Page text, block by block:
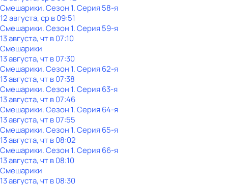
Смешарики. Сезон 1. Серия 58-я
12 августа, ср в 09:51
Смешарики. Сезон 1. Серия 59-я
13 августа, чт в 07:10
Смешарики
13 августа, чт в 07:30
Смешарики. Сезон 1. Серия 62-я
13 августа, чт в 07:38
Смешарики. Сезон 1. Серия 63-я
13 августа, чт в 07:46
Смешарики. Сезон 1. Серия 64-я
13 августа, чт в 07:55
Смешарики. Сезон 1. Серия 65-я
13 августа, чт в 08:02
Смешарики. Сезон 1. Серия 66-я
13 августа, чт в 08:10
Смешарики
13 августа, чт в 08:30